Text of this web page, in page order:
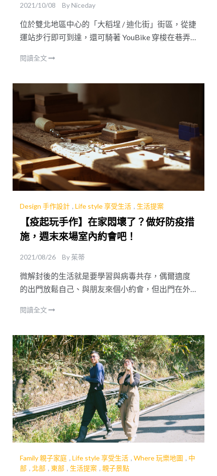
2021/10/08 ByNiceday
位於雙北地區中心的「大稻埕 / 迪化街」街區，從捷
運站步行即可到達，還可騎著 YouBike 穿梭在巷弄
店家、來杯風味咖啡，太陽西下時還可以到大稻埕
單，想知道大稻埕還有哪些好去處嗎？快來看看！
閱讀全文
Design 手作設計 ,Life style 享受生活 , 生活提案
【疫起玩手作】在家悶壞了？做好防疫措
施，週末來場室內約會吧！
2021/08/26 By 茱蒂
微解封後的生活就是要學習與病毒共存，偶爾適度
的出門放鬆自己、與朋友來個小約會，但出門在外
生活！如果你在家已經悶壞了，也別忘讓自己出們
一種方式，今天小編嚴選了 20 個手作體驗，工作室
都已經做好防疫措施等您前往唷！
閱讀全文
Family 親子家庭 ,Life style 享受生活 ,Where 玩樂地圖 , 中
部 ,北部 , 東部 , 生活提案 ,親子景點